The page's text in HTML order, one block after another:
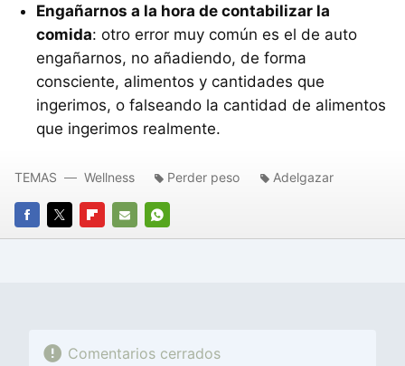
Engañarnos a la hora de contabilizar la
comida: otro error muy común es el de auto
engañarnos, no añadiendo, de forma
consciente, alimentos y cantidades que
ingerimos, o falseando la cantidad de alimentos
que ingerimos realmente.
FACEBOOK
TWITTERFLIPBOARD
E-
WHATSAPP
TEMAS Wellness Perder peso Adelgazar
Comentarios cerrados